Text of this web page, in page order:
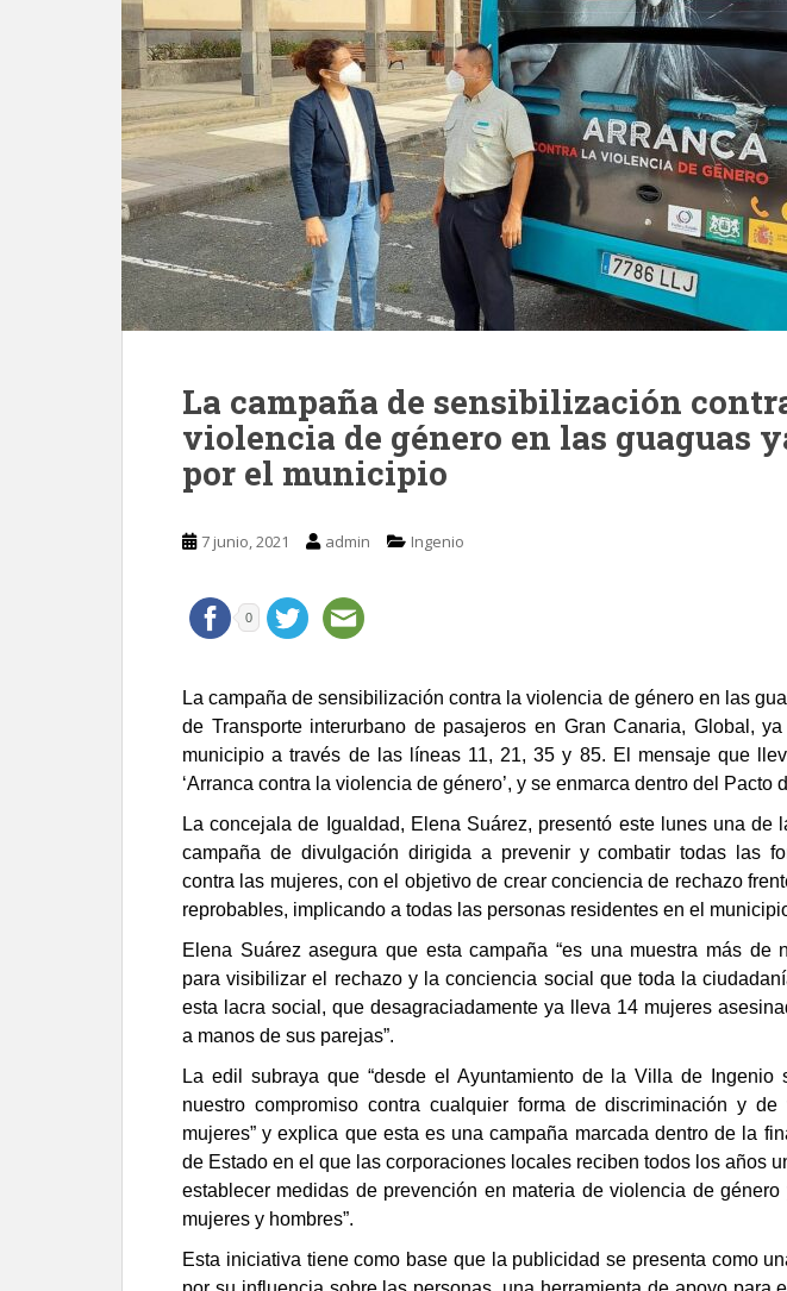
La campaña de sensibilización
violencia de género en las guaguas
por el municipio
7 junio, 2021 admin Ingenio
0
La campaña de sensibilización contra la violencia de género en las
de Transporte interurbano de pasajeros en Gran Canaria, Global,
municipio a través de las líneas 11, 21, 35 y 85. El mensaje que
‘Arranca contra la violencia de género’, y se enmarca dentro del Pacto
La concejala de Igualdad, Elena Suárez, presentó este lunes una de
campaña de divulgación dirigida a prevenir y combatir todas las
contra las mujeres, con el objetivo de crear conciencia de rechazo
reprobables, implicando a todas las personas residentes en el
Elena Suárez asegura que esta campaña “es una muestra más de
para visibilizar el rechazo y la conciencia social que toda la
esta lacra social, que desagraciadamente ya lleva 14 mujeres
a manos de sus parejas”.
La edil subraya que “desde el Ayuntamiento de la Villa de Ingenio
nuestro compromiso contra cualquier forma de discriminación y
mujeres” y explica que esta es una campaña marcada dentro de la
de Estado en el que las corporaciones locales reciben todos los años
establecer medidas de prevención en materia de violencia de
mujeres y hombres”.
Esta iniciativa tiene como base que la publicidad se presenta como